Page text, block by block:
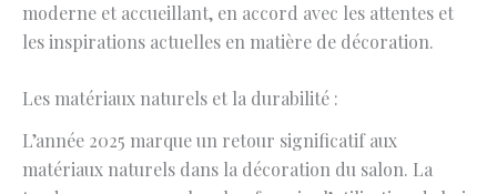
moderne et accueillant, en accord avec les attentes et
les inspirations actuelles en matière de décoration.
Les matériaux naturels et la durabilité :
L’année 2025 marque un retour significatif aux
matériaux naturels dans la décoration du salon. La